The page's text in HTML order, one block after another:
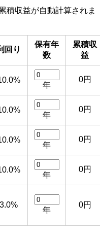
積収益が自動計算されま
回り
保有年
数
累積収
益
年
0円
年
0円
年
0円
年
0円
3.0%
年
0円